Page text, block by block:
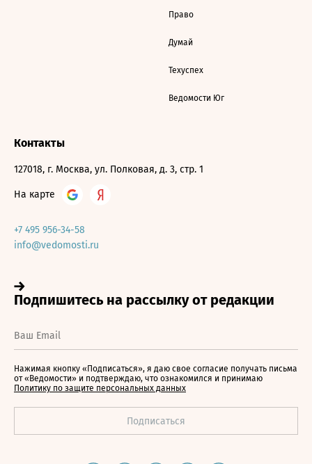
Право
Думай
Техуспех
Ведомости Юг
Контакты
127018, г. Москва, ул. Полковая, д. 3, стр. 1
На карте
+7 495 956-34-58
info@vedomosti.ru
Нажимая кнопку «Подписаться», я даю свое согласие получать письма
от «Ведомости» и подтверждаю, что ознакомился и принимаю
Политику по защите персональных данных